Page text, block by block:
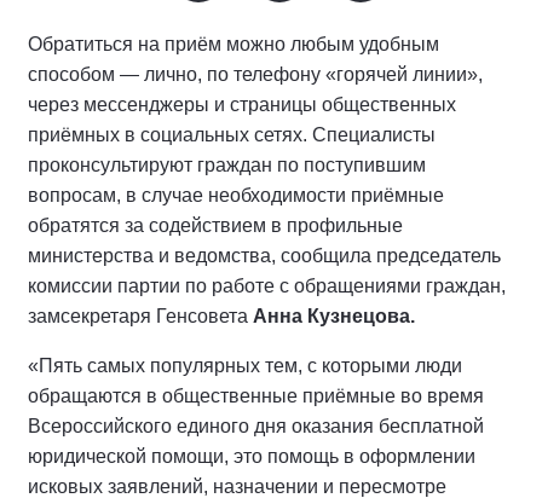
Обратиться на приём можно любым удобным
способом — лично, по телефону «горячей линии»,
через мессенджеры и страницы общественных
приёмных в социальных сетях. Специалисты
проконсультируют граждан по поступившим
вопросам, в случае необходимости приёмные
обратятся за содействием в профильные
министерства и ведомства, сообщила председатель
комиссии партии по работе с обращениями граждан,
замсекретаря Генсовета Анна Кузнецова.
«Пять самых популярных тем, с которыми люди
обращаются в общественные приёмные во время
Всероссийского единого дня оказания бесплатной
юридической помощи, это помощь в оформлении
исковых заявлений, назначении и пересмотре